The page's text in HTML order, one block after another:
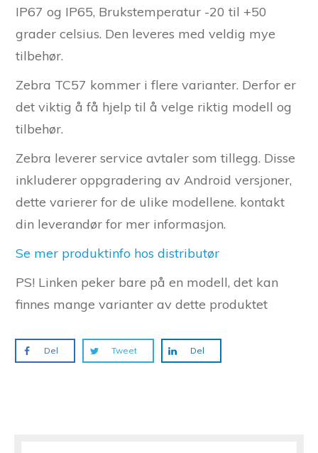
IP67 og IP65, Brukstemperatur -20 til +50
grader celsius. Den leveres med veldig mye
tilbehør.
Zebra TC57 kommer i flere varianter. Derfor er
det viktig å få hjelp til å velge riktig modell og
tilbehør.
Zebra leverer service avtaler som tillegg. Disse
inkluderer oppgradering av Android versjoner,
dette varierer for de ulike modellene. kontakt
din leverandør for mer informasjon.
Se mer produktinfo hos distributør
PS! Linken peker bare på en modell, det kan
finnes mange varianter av dette produktet
Del Tweet Del